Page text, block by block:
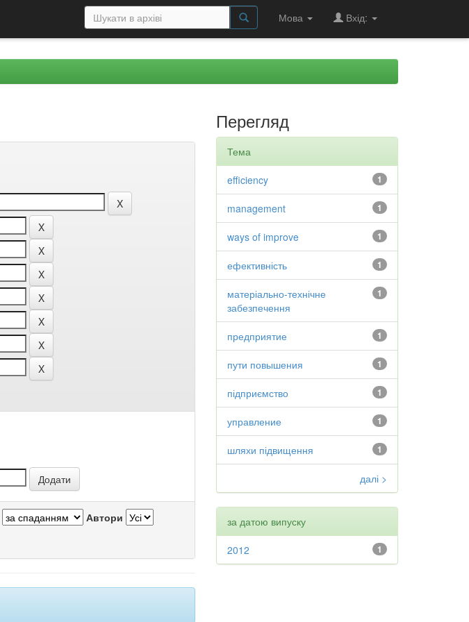
Мова Вхід:
Автори
Перегляд
Тема
1
efficiency
1
management
1
ways of improve
1
ефективність
1
матеріально-технічне
забезпечення
1
предприятие
1
пути повышения
1
підприємство
1
управление
1
шляхи підвищення
далі >
за датою випуску
1
2012